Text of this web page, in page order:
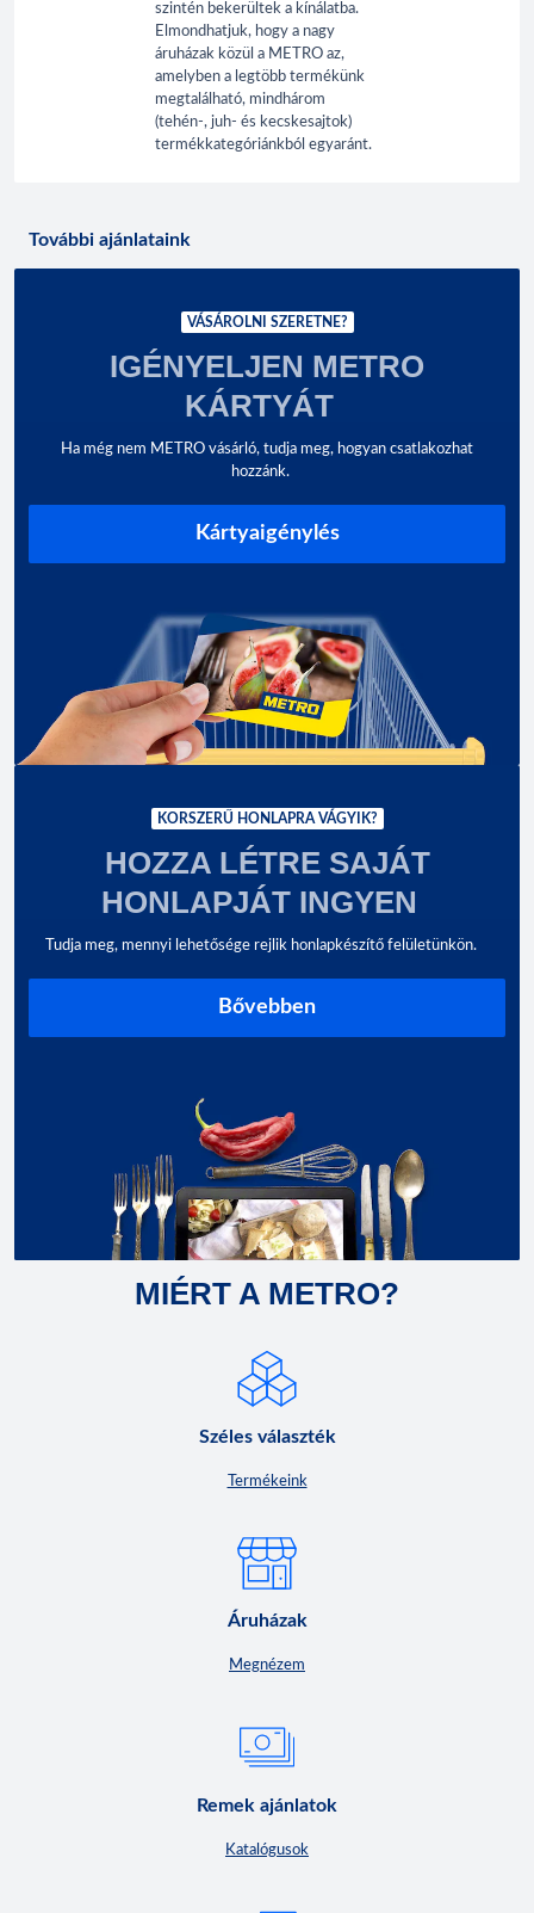
szintén bekerültek a kínálatba.
Elmondhatjuk, hogy a nagy
áruházak közül a METRO az,
amelyben a legtöbb termékünk
megtalálható, mindhárom
(tehén-, juh- és kecskesajtok)
termékkategóriánkból egyaránt.
További ajánlataink
VÁSÁROLNI SZERETNE?
IGÉNYELJEN METRO
KÁRTYÁT
Ha még nem METRO vásárló, tudja meg, hogyan csatlakozhat
hozzánk.
Kártyaigénylés
KORSZERŰ HONLAPRA VÁGYIK?
HOZZA LÉTRE SAJÁT
HONLAPJÁT INGYEN
Tudja meg, mennyi lehetősége rejlik honlapkészítő felületünkön.
Bővebben
MIÉRT A METRO?
Széles választék
Termékeink
Áruházak
Megnézem
Remek ajánlatok
Katalógusok